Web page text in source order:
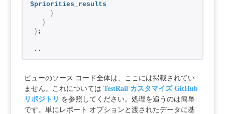
$priorities_results
)
)
) ;
..
ビューのソース コード全体は、ここには掲載されてい
ません。これについては TestRail カスタマイズ GitHub
リポジトリ を参照してください。処理を追うのは簡単
です。単にレポート オプションと渡されたデータに基